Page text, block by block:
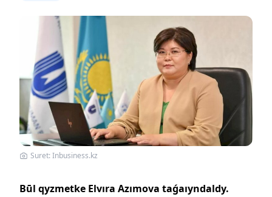
Suret: Inbusiness.kz
Būl qyzmetke Elvıra Azımova taǵaıyndaldy.